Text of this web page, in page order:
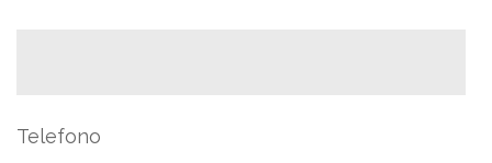
Telefono